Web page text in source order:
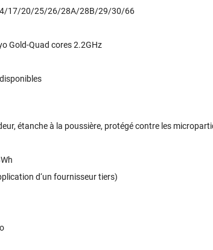
17/20/25/26/28A/28B/29/30/66
Gold-Quad cores 2.2GHz
étanche à la poussière, protégé contre les
d‘un fournisseur tiers)